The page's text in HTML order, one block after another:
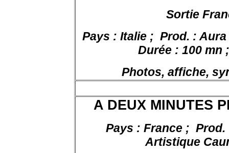
Sortie
Pays : Italie ; Prod. :
Durée : 100 mn
Photos, affiche,
A DEUX MINUTES
Pays : France ; Prod.
Artistique